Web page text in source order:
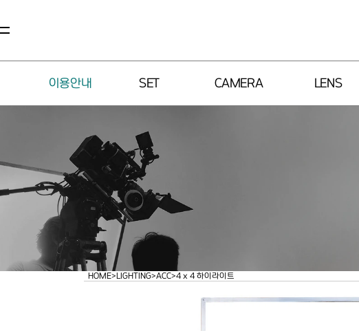
HOME>LIGHTING>ACC>4 x 4 하이라이트
이용안내 SET CAMERA LENS